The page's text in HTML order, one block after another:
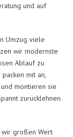
und auf
Umzug viele
wir modernste
Ablauf zu
mit an,
montieren sie
zurücklehnen
wir großen Wert